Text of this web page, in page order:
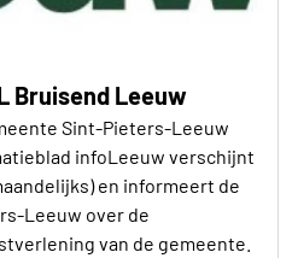
Bruisend Leeuw
Sint-Pieters-Leeuw
infoLeeuw verschijnt
en informeert de
Leeuw over de
van de gemeente.